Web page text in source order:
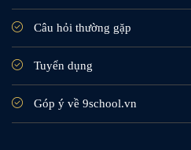
Câu hỏi thường gặp
Tuyển dụng
Góp ý về 9school.vn